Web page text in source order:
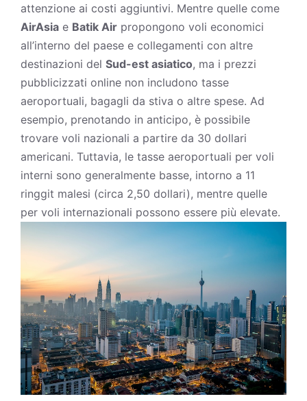
attenzione ai costi aggiuntivi. Mentre quelle come
AirAsia e Batik Air propongono voli economici
all’interno del paese e collegamenti con altre
destinazioni del Sud-est asiatico, ma i prezzi
pubblicizzati online non includono tasse
aeroportuali, bagagli da stiva o altre spese. Ad
esempio, prenotando in anticipo, è possibile
trovare voli nazionali a partire da 30 dollari
americani. Tuttavia, le tasse aeroportuali per voli
interni sono generalmente basse, intorno a 11
ringgit malesi (circa 2,50 dollari), mentre quelle
per voli internazionali possono essere più elevate.